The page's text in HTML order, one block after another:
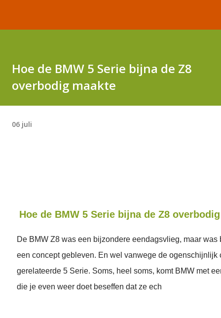
Hoe de BMW 5 Serie bijna de Z8
overbodig maakte
06 juli
Hoe de BMW 5 Serie bijna de Z8
De BMW Z8 was een bijzondere eendagsvlieg, maar was
een concept gebleven. En wel vanwege de ogenschijnlijk
gerelateerde 5 Serie. Soms, heel soms, komt BMW met
die je even weer doet beseffen dat ze ech